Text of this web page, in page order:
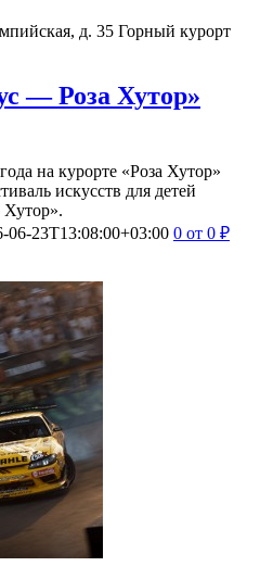
д. 35 Горный курорт
— Роза Хутор»
на курорте «Роза Хутор»
искусств для детей
06-23T13:08:00+03:00 0 от 0 ₽